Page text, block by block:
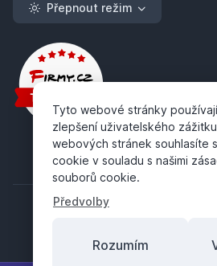
Přepnout režim
Tyto webové stránky
zlepšení uživatelského
webových stránek souhlasíte
cookie v souladu s našimi
souborů cookie.
Předvolby
Rozumím